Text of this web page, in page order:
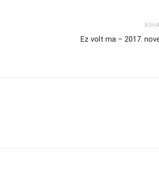
Ez volt ma – 2017.